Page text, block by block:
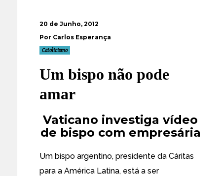
20 de Junho, 2012
Por Carlos Esperança
Catolicismo
Um bispo não pode
amar
Vaticano investiga vídeo
de bispo com empresária
Um bispo argentino, presidente da Cáritas
para a América Latina, está a ser